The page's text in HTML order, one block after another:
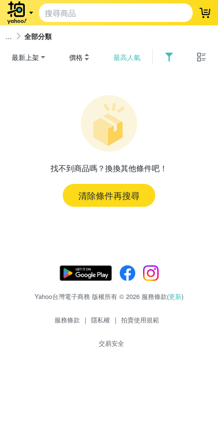
登
全部分類
最新上架 價格 最高人氣
找不到商品嗎？換換其他條件吧！
清除條件再搜尋
Yahoo台灣電子商務 版權所有 © 2026 服務條款(更新)
服務條款 | 隱私權 | 拍賣使用規範
交易安全